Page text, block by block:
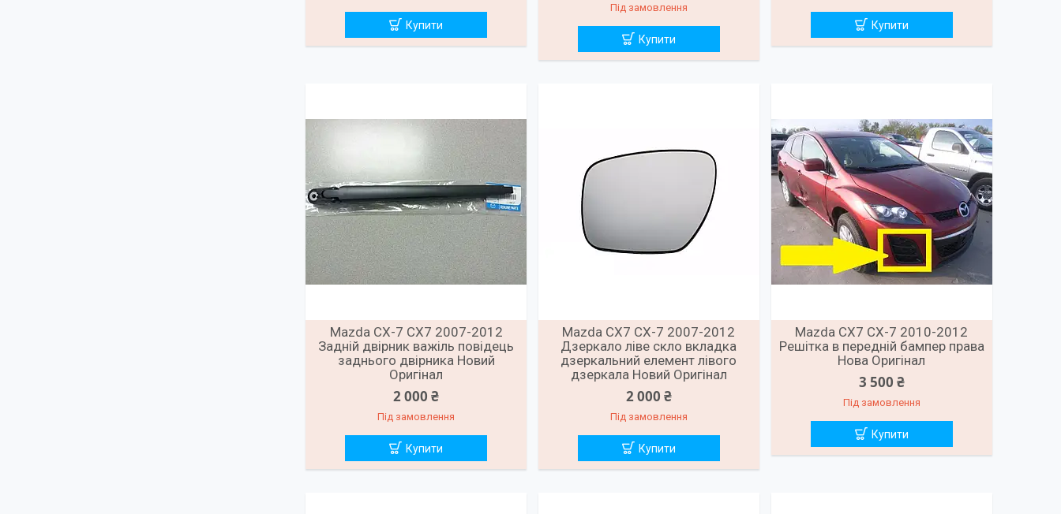
Купити
Під замовлення
Купити
Купити
Mazda CX-7 CX7 2007-2012
Задній двірник важіль повідець
заднього двірника Новий
Оригінал
2 000 ₴
Під замовлення
Купити
Mazda CX7 CX-7 2007-2012
Дзеркало ліве скло вкладка
дзеркальний елемент лівого
дзеркала Новий Оригінал
2 000 ₴
Під замовлення
Купити
Mazda CX7 CX-7 2010-2012
Решітка в передній бампер права
Нова Оригінал
3 500 ₴
Під замовлення
Купити